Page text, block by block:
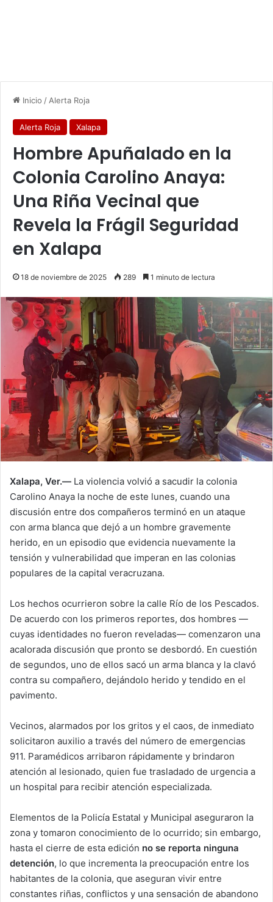
Inicio / Alerta Roja
Alerta Roja Xalapa
Hombre Apuñalado en la
Colonia Carolino Anaya:
Una Riña Vecinal que
Revela la Frágil Seguridad
en Xalapa
18 de noviembre de 2025 289 1 minuto de lectura
Xalapa, Ver.— La violencia volvió a sacudir la colonia
Carolino Anaya la noche de este lunes, cuando una
discusión entre dos compañeros terminó en un ataque
con arma blanca que dejó a un hombre gravemente
herido, en un episodio que evidencia nuevamente la
tensión y vulnerabilidad que imperan en las colonias
populares de la capital veracruzana.
Los hechos ocurrieron sobre la calle Río de los Pescados.
De acuerdo con los primeros reportes, dos hombres —
cuyas identidades no fueron reveladas— comenzaron una
acalorada discusión que pronto se desbordó. En cuestión
de segundos, uno de ellos sacó un arma blanca y la clavó
contra su compañero, dejándolo herido y tendido en el
pavimento.
Vecinos, alarmados por los gritos y el caos, de inmediato
solicitaron auxilio a través del número de emergencias
911. Paramédicos arribaron rápidamente y brindaron
atención al lesionado, quien fue trasladado de urgencia a
un hospital para recibir atención especializada.
Elementos de la Policía Estatal y Municipal aseguraron la
zona y tomaron conocimiento de lo ocurrido; sin embargo,
hasta el cierre de esta edición no se reporta ninguna
detención, lo que incrementa la preocupación entre los
habitantes de la colonia, que aseguran vivir entre
constantes riñas, conflictos y una sensación de abandono